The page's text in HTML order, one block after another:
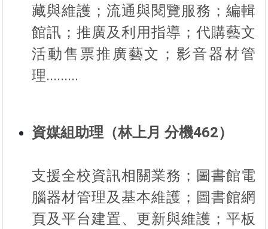
藏與維護；流通與閱覽服務；編輯
館訊；推廣及利用指導；代購藝文
活動售票推廣藝文；影音器材管
理.........
資媒組助理（林上月 分機462）
支援全校資訊相關業務；圖書館電
腦器材管理及基本維護；圖書館網
頁及平台建置、更新與維護；平板